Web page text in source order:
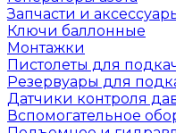
Запчасти и
Ключи баллонные
Монтажки
Пистолеты для
Резервуары для
Датчики контроля
Вспомогательное